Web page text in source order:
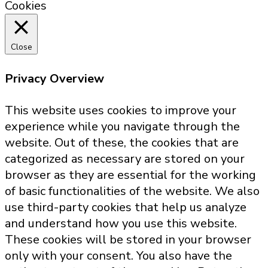
Cookies
Close
Privacy Overview
This website uses cookies to improve your
experience while you navigate through the
website. Out of these, the cookies that are
categorized as necessary are stored on your
browser as they are essential for the working
of basic functionalities of the website. We also
use third-party cookies that help us analyze
and understand how you use this website.
These cookies will be stored in your browser
only with your consent. You also have the